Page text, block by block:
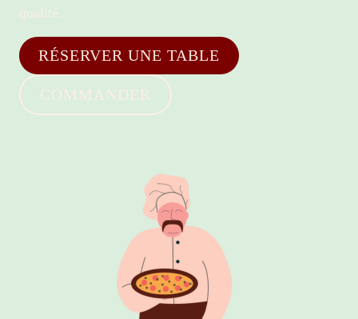
qualité.
RÉSERVER UNE TABLE
COMMANDER